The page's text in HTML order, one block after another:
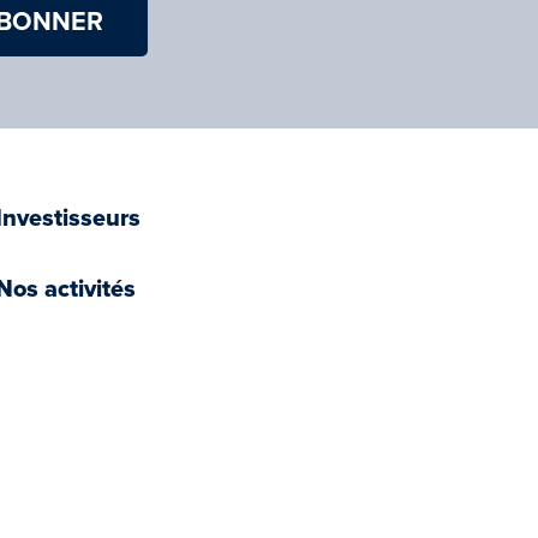
activités